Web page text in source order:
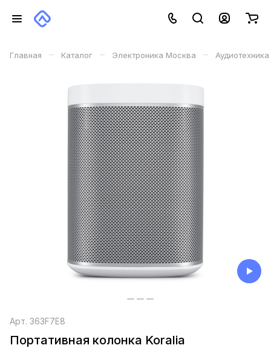
Главная – Каталог – Электроника Москва – Аудиотехника
Арт. 363F7E8
Портативная колонка Koralia